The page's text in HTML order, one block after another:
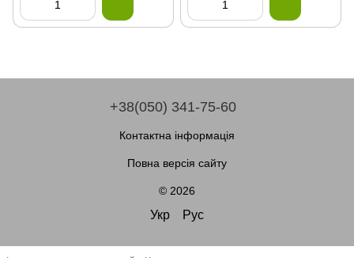
+38(050) 341-75-60
Контактна інформація
Повна версія сайту
© 2026
Укр Рус